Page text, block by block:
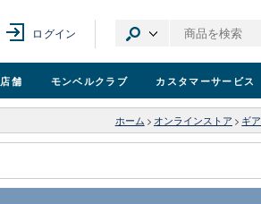
ログイン
店舗 モンベルクラブ カスタマーサービス
ホーム > オンラインストア > ギア